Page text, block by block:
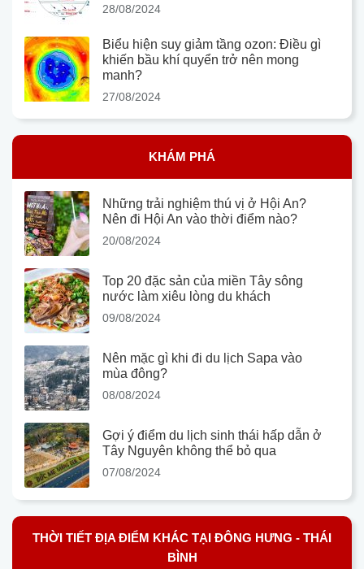
28/08/2024
Biểu hiện suy giảm tầng ozon: Điều gì
khiến bầu khí quyển trở nên mong
manh?
27/08/2024
KHÁM PHÁ
Những trải nghiệm thú vị ở Hội An?
Nên đi Hội An vào thời điểm nào?
20/08/2024
Top 20 đặc sản của miền Tây sông
nước làm xiêu lòng du khách
09/08/2024
Nên mặc gì khi đi du lịch Sapa vào
mùa đông?
08/08/2024
Gợi ý điểm du lịch sinh thái hấp dẫn ở
Tây Nguyên không thể bỏ qua
07/08/2024
THỜI TIẾT ĐỊA ĐIỂM KHÁC TẠI ĐÔNG HƯNG - THÁI
BÌNH